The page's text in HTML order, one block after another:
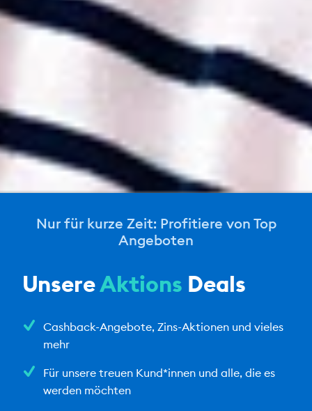
Nur für kurze Zeit: Profitiere von Top
Angeboten
UnsereAktions Deals
Cashback-Angebote, Zins-Aktionen und vieles
mehr
Für unsere treuen Kund*innen und alle, die es
werden möchten